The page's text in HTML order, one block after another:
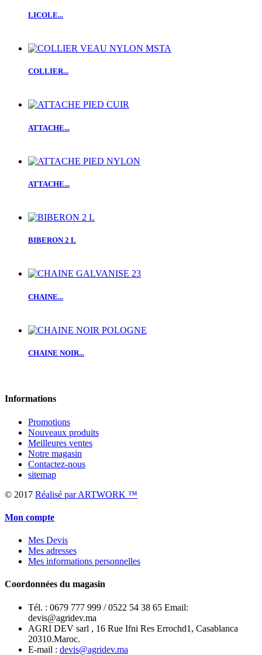
LICOLE...
COLLIER...
ATTACHE...
ATTACHE...
BIBERON 2 L
CHAINE...
CHAINE NOIR...
Informations
Promotions
Nouveaux produits
Meilleures ventes
Notre magasin
Contactez-nous
sitemap
© 2017 Réalisé par ARTWORK ™
Mon compte
Mes Devis
Mes adresses
Mes informations personnelles
Coordonnées du magasin
Tél. : 0679 777 999 / 0522 54 38 65 Email:
devis@agridev.ma
AGRI DEV sarl , 16 Rue Ifni Res Errochd1, Casablanca
20310.Maroc.
E-mail : devis@agridev.ma